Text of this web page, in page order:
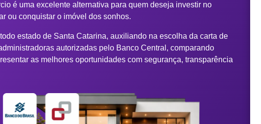
é uma excelente alternativa para quem deseja investir no
ou conquistar o imóvel dos sonhos.
estado de Santa Catarina, auxiliando na escolha da carta de
autorizadas pelo Banco Central, comparando
as melhores oportunidades com segurança, transparência